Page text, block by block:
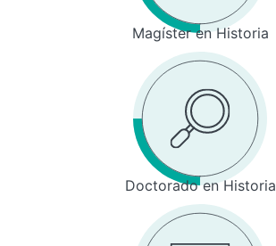
Magíster en Historia
Doctorado en Historia